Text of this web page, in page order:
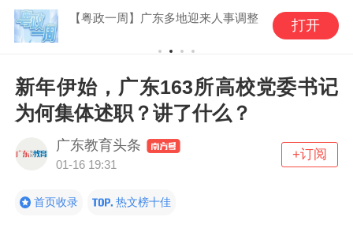
【粤政一周】广东多地迎来人事调整 打开
新年伊始，广东163所高校党委书记
为何集体述职？讲了什么？
广东教育头条
01-16 19:31
+订阅
首页收录 热文榜十佳